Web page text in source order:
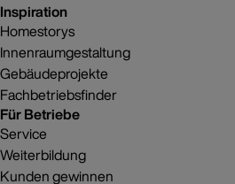
Inspiration
Homestorys
Innenraumgestaltung
Gebäudeprojekte
Fachbetriebsfinder
Für Betriebe
Service
Weiterbildung
Kunden gewinnen